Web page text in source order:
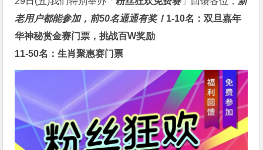
老用户都能参加，前50名通通有奖！ 1-10名：双旦嘉年
华神秘赏金赛门票，挑战百W奖励
11-50名：生肖聚惠赛门票